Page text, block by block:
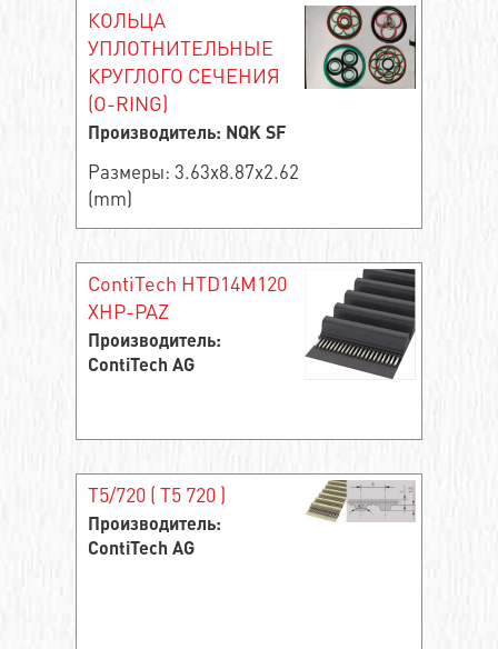
КОЛЬЦА
УПЛОТНИТЕЛЬНЫЕ
КРУГЛОГО СЕЧЕНИЯ
(O-RING)
Производитель: NQK SF
Размеры: 3.63x8.87x2.62
(mm)
ContiTech HTD14M120
XHP-PAZ
Производитель:
ContiTech AG
T5/720 ( Т5 720 )
Производитель:
ContiTech AG